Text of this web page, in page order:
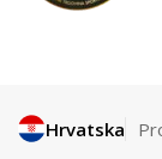
Hrvatska